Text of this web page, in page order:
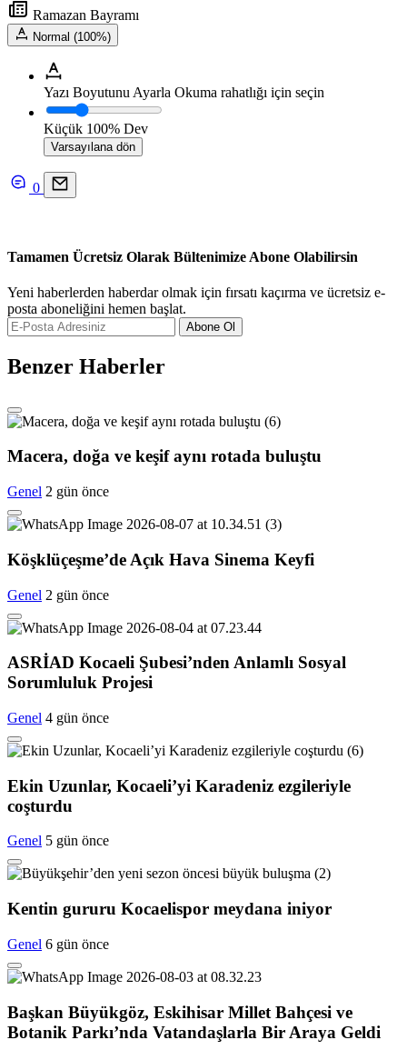
Ramazan Bayramı
Normal (100%)
Yazı Boyutunu Ayarla Okuma rahatlığı için seçin
Küçük 100% Dev
Varsayılana dön
0
Tamamen Ücretsiz Olarak Bültenimize Abone Olabilirsin
Yeni haberlerden haberdar olmak için fırsatı kaçırma ve ücretsiz e-
posta aboneliğini hemen başlat.
Abone Ol
Benzer Haberler
Macera, doğa ve keşif aynı rotada buluştu
Genel 2 gün önce
Köşklüçeşme’de Açık Hava Sinema Keyfi
Genel 2 gün önce
ASRİAD Kocaeli Şubesi’nden Anlamlı Sosyal
Sorumluluk Projesi
Genel 4 gün önce
Ekin Uzunlar, Kocaeli’yi Karadeniz ezgileriyle
coşturdu
Genel 5 gün önce
Kentin gururu Kocaelispor meydana iniyor
Genel 6 gün önce
Başkan Büyükgöz, Eskihisar Millet Bahçesi ve
Botanik Parkı’nda Vatandaşlarla Bir Araya Geldi